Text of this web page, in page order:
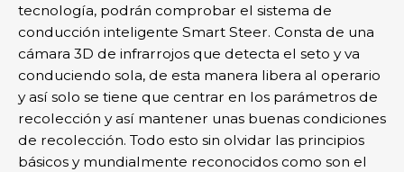
tecnología, podrán comprobar el sistema de
conducción inteligente Smart Steer. Consta de una
cámara 3D de infrarrojos que detecta el seto y va
conduciendo sola, de esta manera libera al operario
y así solo se tiene que centrar en los parámetros de
recolección y así mantener unas buenas condiciones
de recolección. Todo esto sin olvidar las principios
básicos y mundialmente reconocidos como son el